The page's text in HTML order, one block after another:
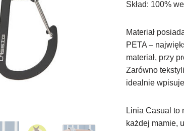
Skład: 100%
Materiał
PETA –
materiał, przy
Zarówno
idealnie
Linia Casual to
każdej mamie,